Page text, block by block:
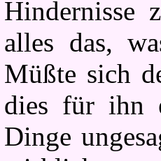
Hindernisse
alles das,
Müßte sich
dies für ihn
Dinge